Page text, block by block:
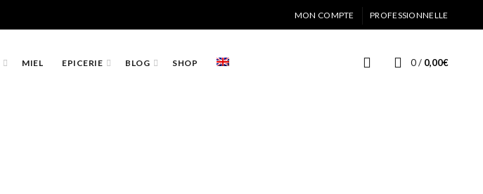
MON COMPTE PROFESSIONNELLE
MIEL EPICERIE BLOG SHOP 0 / 0,00€